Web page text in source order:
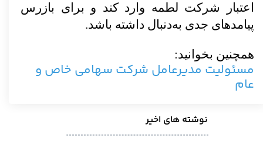
اعتبار شرکت لطمه وارد کند و برای بازرس
پیامدهای جدی به‌دنبال داشته باشد.
همچنین بخوانید:
مسئولیت مدیرعامل شرکت سهامی خاص و
عام
نوشته های اخیر